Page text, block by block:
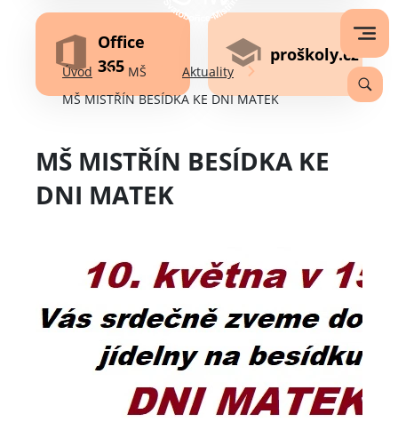
Office
365
proškoly.cz
Úvod MŠ
Aktuality
MŠ MISTŘÍN BESÍDKA KE DNI MATEK
MŠ MISTŘÍN BESÍDKA KE
DNI MATEK